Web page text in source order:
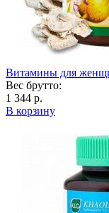
Витамины для
Вес брутто:
1 344 р.
В корзину